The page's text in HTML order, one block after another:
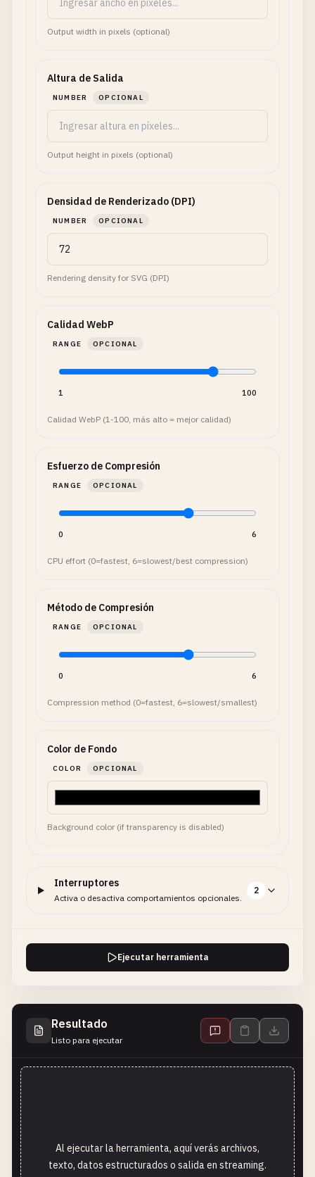
Output width in pixels (optional)
Altura de Salida
NUMBER OPCIONAL
Output height in pixels (optional)
Densidad de Renderizado (DPI)
NUMBER OPCIONAL
Rendering density for SVG (DPI)
Calidad WebP
RANGE OPCIONAL
1 100
Calidad WebP (1-100, más alto = mejor calidad)
Esfuerzo de Compresión
RANGE OPCIONAL
0 6
CPU effort (0=fastest, 6=slowest/best compression)
Método de Compresión
RANGE OPCIONAL
0 6
Compression method (0=fastest, 6=slowest/smallest)
Color de Fondo
COLOR OPCIONAL
Background color (if transparency is disabled)
Interruptores
Activa o desactiva comportamientos opcionales.
2
Ejecutar herramienta
Resultado
Listo para ejecutar
Al ejecutar la herramienta, aquí verás archivos,
texto, datos estructurados o salida en streaming.